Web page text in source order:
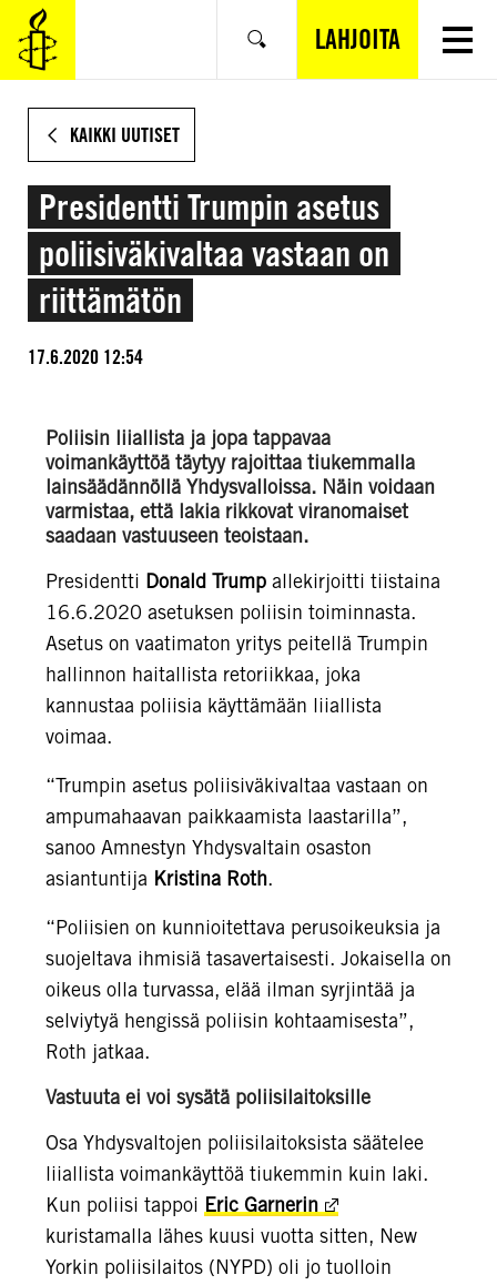
SIIRRY
VARSINAISEEN
SISÄLTÖÖN
Hae LAHJOITA
KAIKKI UUTISET
Presidentti Trumpin asetus
poliisiväkivaltaa vastaan on
riittämätön
17.6.2020 12:54
Poliisin liiallista ja jopa tappavaa
voimankäyttöä täytyy rajoittaa tiukemmalla
lainsäädännöllä Yhdysvalloissa. Näin voidaan
varmistaa, että lakia rikkovat viranomaiset
saadaan vastuuseen teoistaan.
Presidentti Donald Trump allekirjoitti tiistaina
16.6.2020 asetuksen poliisin toiminnasta.
Asetus on vaatimaton yritys peitellä Trumpin
hallinnon haitallista retoriikkaa, joka
kannustaa poliisia käyttämään liiallista
voimaa.
“Trumpin asetus poliisiväkivaltaa vastaan on
ampumahaavan paikkaamista laastarilla”,
sanoo Amnestyn Yhdysvaltain osaston
asiantuntija Kristina Roth.
“Poliisien on kunnioitettava perusoikeuksia ja
suojeltava ihmisiä tasavertaisesti. Jokaisella on
oikeus olla turvassa, elää ilman syrjintää ja
selviytyä hengissä poliisin kohtaamisesta”,
Roth jatkaa.
Vastuuta ei voi sysätä poliisilaitoksille
Osa Yhdysvaltojen poliisilaitoksista säätelee
liiallista voimankäyttöä tiukemmin kuin laki.
Kun poliisi tappoi Eric Garnerin
kuristamalla lähes kuusi vuotta sitten, New
Yorkin poliisilaitos (NYPD) oli jo tuolloin